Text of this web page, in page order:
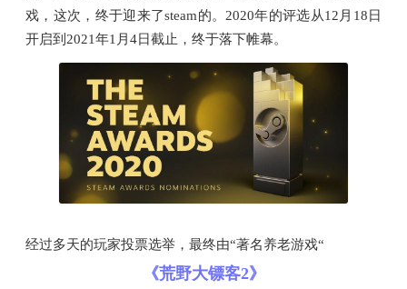
戏，这次，终于迎来了steam的。2020年的评选从12月18日
开启到2021年1月4日截止，终于落下帷幕。
经过多天的玩家投票选举，最终由“著名养老游戏“
《荒野大镖客2》